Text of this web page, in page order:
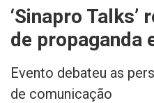
SERVIÇOS
INTEGRIDADE
‘Sinapro Talks’
de propaganda
Evento debateu as
de comunicação